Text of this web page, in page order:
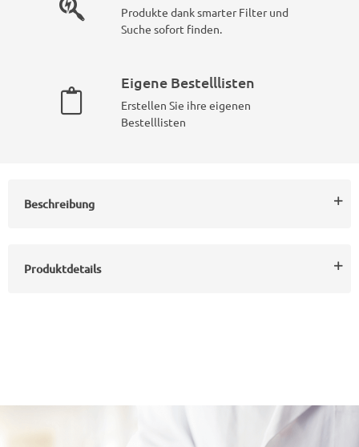
Produkte dank smarter Filter und
Suche sofort finden.
Eigene Bestelllisten
Erstellen Sie ihre eigenen
Bestelllisten
Beschreibung
Produktdetails